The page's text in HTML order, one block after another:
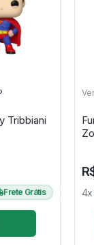
Tribbiani
Frete Grátis 4x